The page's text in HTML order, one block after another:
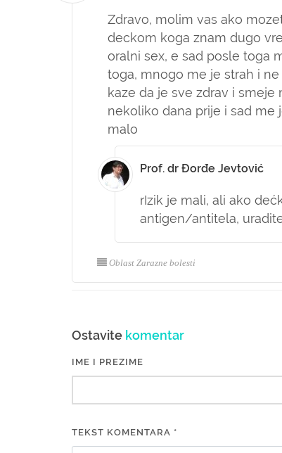
Zdravo, molim vas ako
deckom koga znam dugo
oralni sex, e sad posle toga
toga, mnogo me je strah i
kaze da je sve zdrav i
nekoliko dana prije i sad me
malo
Prof. dr Đorđe Jevtović
rIzik je mali, ali ako
antigen/antitela,
Oblast Zarazne bolesti
Ostavite komentar
IME I PREZIME
TEKST KOMENTARA *